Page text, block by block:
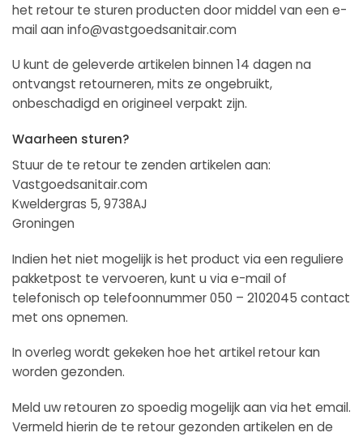
het retour te sturen producten door middel van een e-
mail aan info@vastgoedsanitair.com
U kunt de geleverde artikelen binnen 14 dagen na
ontvangst retourneren, mits ze ongebruikt,
onbeschadigd en origineel verpakt zijn.
Waarheen sturen?
Stuur de te retour te zenden artikelen aan:
Vastgoedsanitair.com
Kweldergras 5, 9738AJ
Groningen
Indien het niet mogelijk is het product via een reguliere
pakketpost te vervoeren, kunt u via e-mail of
telefonisch op telefoonnummer 050 – 2102045 contact
met ons opnemen.
In overleg wordt gekeken hoe het artikel retour kan
worden gezonden.
Meld uw retouren zo spoedig mogelijk aan via het email.
Vermeld hierin de te retour gezonden artikelen en de